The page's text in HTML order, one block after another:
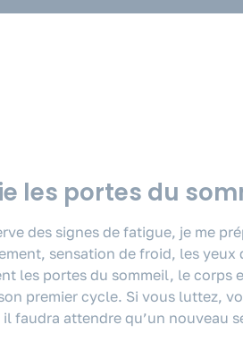
les portes du
des signes de fatigue, je me
sensation de froid, les
les portes du sommeil, le corps
premier cycle. Si vous luttez,
faudra attendre qu’un nouveau